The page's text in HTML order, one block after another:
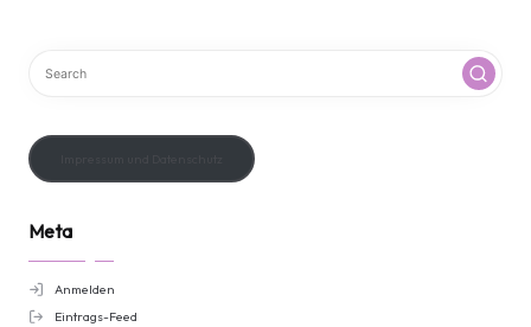
Meta
Anmelden
Eintrags-Feed